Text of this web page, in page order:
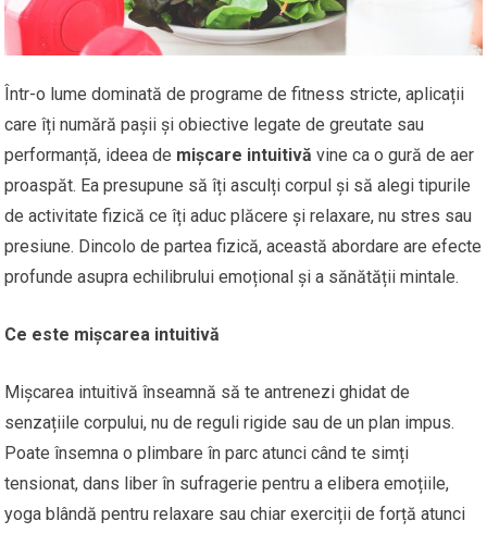
Într-o lume dominată de programe de fitness stricte, aplicații
care îți numără pașii și obiective legate de greutate sau
performanță, ideea de mișcare intuitivă vine ca o gură de aer
proaspăt. Ea presupune să îți asculți corpul și să alegi tipurile
de activitate fizică ce îți aduc plăcere și relaxare, nu stres sau
presiune. Dincolo de partea fizică, această abordare are efecte
profunde asupra echilibrului emoțional și a sănătății mintale.
Ce este mișcarea intuitivă
Mișcarea intuitivă înseamnă să te antrenezi ghidat de
senzațiile corpului, nu de reguli rigide sau de un plan impus.
Poate însemna o plimbare în parc atunci când te simți
tensionat, dans liber în sufragerie pentru a elibera emoțiile,
yoga blândă pentru relaxare sau chiar exerciții de forță atunci